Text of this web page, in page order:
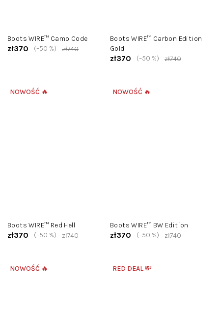
Boots WIRE™ Camo Code
zł370 zł740
(–50 %)
Boots WIRE™ Carbon Edition
Gold
zł370 zł740
(–50 %)
NOWOŚĆ 🔥
Boots WIRE™ Red Hell
zł370 zł740
(–50 %)
NOWOŚĆ 🔥
Boots WIRE™ BW Edition
zł370 zł740
(–50 %)
NOWOŚĆ 🔥 RED DEAL 💸